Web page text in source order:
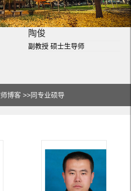
陶俊
副教授 硕士生导师
博客 >>同专业硕导